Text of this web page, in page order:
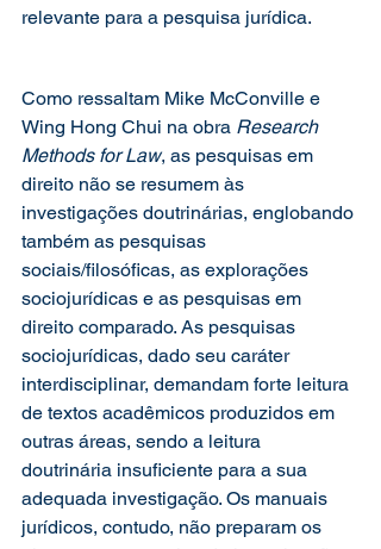
relevante para a pesquisa jurídica.
Como ressaltam Mike McConville e
Wing Hong Chui na obra Research
Methods for Law, as pesquisas em
direito não se resumem às
investigações doutrinárias, englobando
também as pesquisas
sociais/filosóficas, as explorações
sociojurídicas e as pesquisas em
direito comparado. As pesquisas
sociojurídicas, dado seu caráter
interdisciplinar, demandam forte leitura
de textos acadêmicos produzidos em
outras áreas, sendo a leitura
doutrinária insuficiente para a sua
adequada investigação. Os manuais
jurídicos, contudo, não preparam os